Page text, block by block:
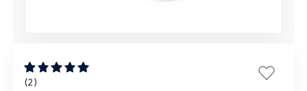
Durchschnittliche Bewertung von 5 von 5 Sternen
(2)